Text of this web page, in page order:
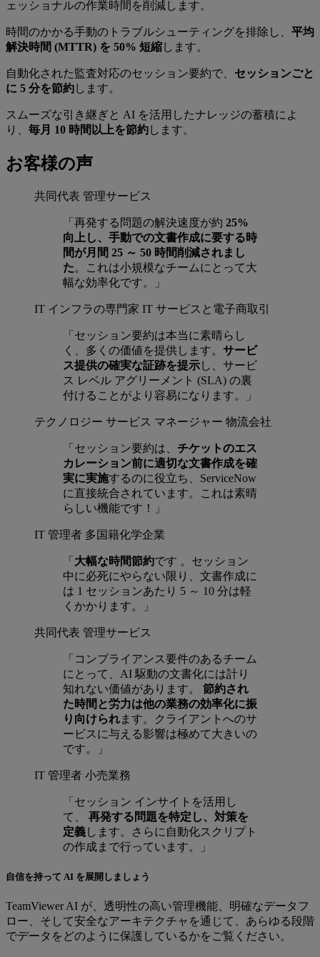
ェッショナルの作業時間を削減します。
時間のかかる手動のトラブルシューティングを排除し、 平均
解決時間 (MTTR) を 50% 短縮します。
自動化された監査対応のセッション要約で、 セッションごと
に 5 分を節約します。
スムーズな引き継ぎと AI を活用したナレッジの蓄積によ
り、 毎月 10 時間以上を節約します。
お客様の声
共同代表 管理サービス
「再発する問題の解決速度が約 25%
向上し、手動での文書作成に要する時
間が月間 25 ～ 50 時間削減されまし
た。これは小規模なチームにとって大
幅な効率化です。」
IT インフラの専門家 IT サービスと電子商取引
「セッション要約は本当に素晴らし
く、多くの価値を提供します。 サービ
ス提供の確実な証跡を提示し、サービ
ス レベル アグリーメント (SLA) の裏
付けることがより容易になります。」
テクノロジー サービス マネージャー 物流会社
「セッション要約は、 チケットのエス
カレーション前に適切な文書作成を確
実に実施するのに役立ち、ServiceNow
に直接統合されています。これは素晴
らしい機能です！」
IT 管理者 多国籍化学企業
「 大幅な時間節約です 。セッション
中に必死にやらない限り、文書作成に
は 1 セッションあたり 5 ～ 10 分は軽
くかかります。」
共同代表 管理サービス
「コンプライアンス要件のあるチーム
にとって、AI 駆動の文書化には計り
知れない価値があります。 節約され
た時間と労力は他の業務の効率化に振
り向けられます。クライアントへのサ
ービスに与える影響は極めて大きいの
です。」
IT 管理者 小売業務
「セッション インサイトを活用し
て、 再発する問題を特定し、対策を
定義します。さらに自動化スクリプト
の作成まで行っています。」
自信を持って AI を展開しましょう
TeamViewer AI が、透明性の高い管理機能、明確なデータフ
ロー、そして安全なアーキテクチャを通じて、あらゆる段階
でデータをどのように保護しているかをご覧ください。